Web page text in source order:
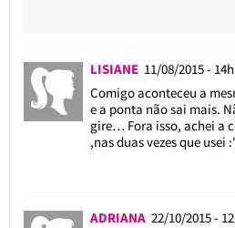
LISIANE 11/08/2015 -
Comigo aconteceu a
e a ponta não sai mais.
gire… Fora isso, achei a
,nas duas vezes que usei
ADRIANA 22/10/2015 -